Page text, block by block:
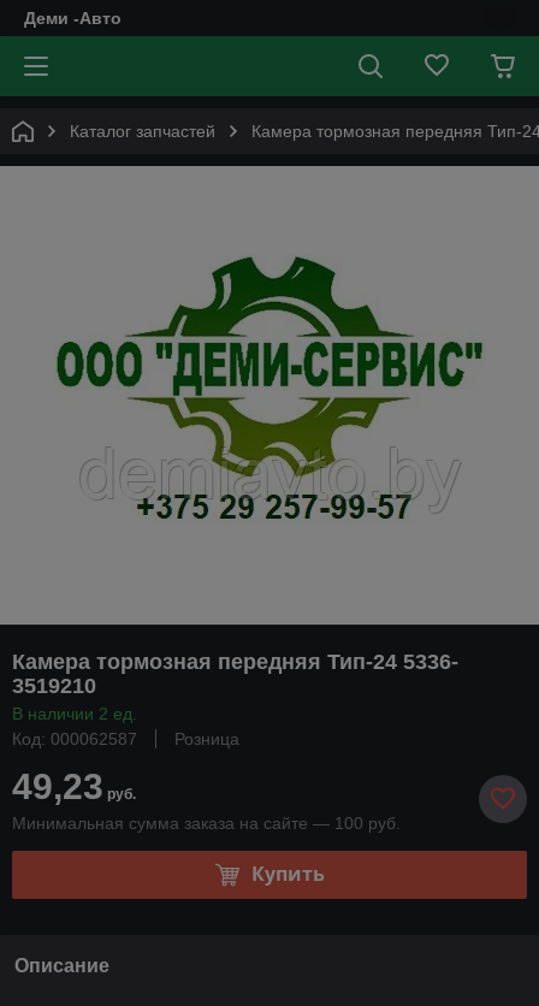
Деми -Авто
Каталог запчастей Камера тормозная передняя Тип-
Камера тормозная передняя Тип-24 5336-
3519210
В наличии 2 ед.
Код: 000062587
Розница
49,23 руб.
Минимальная сумма заказа на сайте — 100 руб.
Купить
Описание